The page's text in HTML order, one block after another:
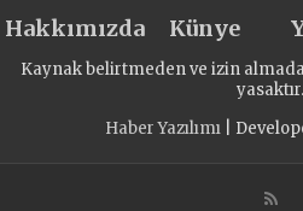
Hakkımızda Künye
Kaynak belirtmeden ve izin
yasaktır.
Haber Yazılımı |